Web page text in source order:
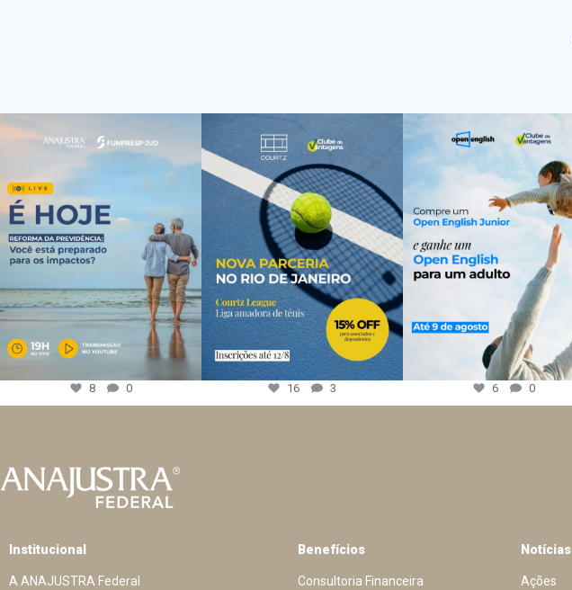
8 0 16 3 6 0
Institucional
A ANAJUSTRA Federal
Benefícios
Consultoria Financeira
Notícias
Ações